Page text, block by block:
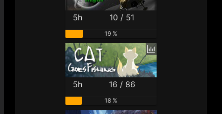
5h 10 / 51
19 %
5h 16 / 86
18 %